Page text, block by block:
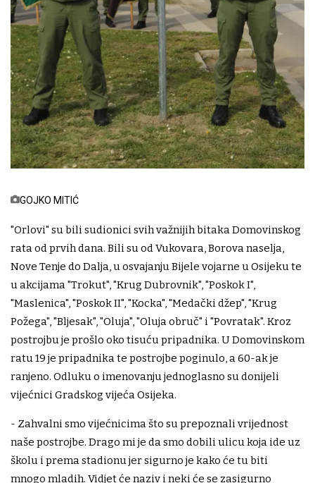
GOJKO MITIĆ
"Orlovi" su bili sudionici svih važnijih bitaka Domovinskog
rata od prvih dana. Bili su od Vukovara, Borova naselja,
Nove Tenje do Dalja, u osvajanju Bijele vojarne u Osijeku te
u akcijama "Trokut", "Krug Dubrovnik", "Poskok I",
"Maslenica", "Poskok II", "Kocka", "Medački džep", "Krug
Požega", "Bljesak", "Oluja", "Oluja obruč" i "Povratak". Kroz
postrojbu je prošlo oko tisuću pripadnika. U Domovinskom
ratu 19 je pripadnika te postrojbe poginulo, a 60-ak je
ranjeno. Odluku o imenovanju jednoglasno su donijeli
vijećnici Gradskog vijeća Osijeka.
- Zahvalni smo vijećnicima što su prepoznali vrijednost
naše postrojbe. Drago mi je da smo dobili ulicu koja ide uz
školu i prema stadionu jer sigurno je kako će tu biti
mnogo mladih. Vidjet će naziv i neki će se zasigurno